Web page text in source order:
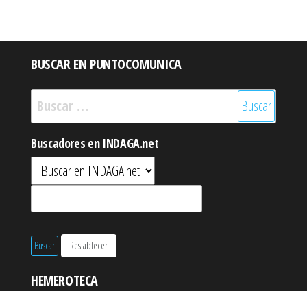
BUSCAR EN PUNTOCOMUNICA
Buscar:
Buscadores en INDAGA.net
HEMEROTECA